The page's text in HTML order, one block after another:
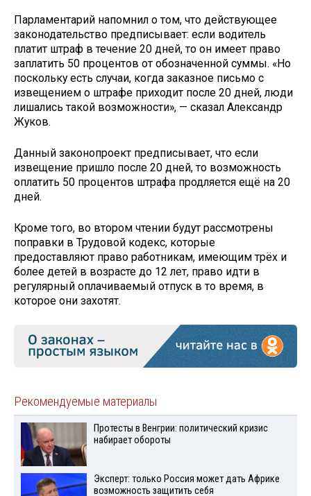
Парламентарий напомнил о том, что действующее
законодательство предписывает: если водитель
платит штраф в течение 20 дней, то он имеет право
заплатить 50 процентов от обозначенной суммы. «Но
поскольку есть случаи, когда заказное письмо с
извещением о штрафе приходит после 20 дней, люди
лишались такой возможности», — сказал Александр
Жуков.
Данный законопроект предписывает, что если
извещение пришло после 20 дней, то возможность
оплатить 50 процентов штрафа продляется ещё на 20
дней.
Кроме того, во втором чтении будут рассмотрены
поправки в Трудовой кодекс, которые
предоставляют право работникам, имеющим трёх и
более детей в возрасте до 12 лет, право идти в
регулярный оплачиваемый отпуск в то время, в
которое они захотят.
Рекомендуемые материалы
Протесты в Венгрии: политический кризис
набирает обороты
Эксперт: только Россия может дать Африке
возможность защитить себя